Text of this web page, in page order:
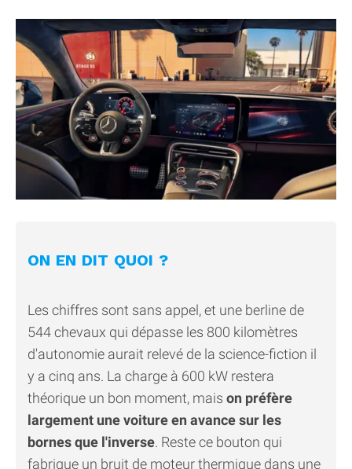
ON EN DIT QUOI ?
Les chiffres sont sans appel, et une berline de
544 chevaux qui dépasse les 800 kilomètres
d'autonomie aurait relevé de la science-fiction il
y a cinq ans. La charge à 600 kW restera
théorique un bon moment, mais on préfère
largement une voiture en avance sur les
bornes que l'inverse. Reste ce bouton qui
fabrique un bruit de moteur thermique dans une